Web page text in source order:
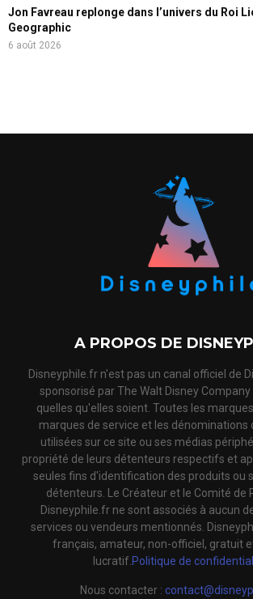
Jon Favreau replonge dans l’univers du Roi
Geographic
6 août 2026
A PROPOS DE
Disneyphile.fr n'est pas un canal officiel de
sponsorisé par The Walt Disney Company
quelles qu'elles soient. Toutes les
marques de service et les dénominations
utilisées sur ce site ou ses médias
propriété de leurs détenteurs respectifs et
seules fins d'identification des produits ou
détenteurs. Le Créateur et le Comité de
Disneyphile.fr ne sont associés à aucun
services ou vendeurs mentionnés.
français, amateur, non-officiel, gratuit
lucratif. Politique de
Nous contacter :